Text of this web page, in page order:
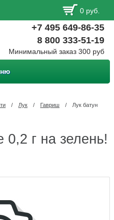
0 руб.
+7 495 649-86-35
8 800 333-51-19
Минимальный заказ 300 руб
/ Лук / Гавриш /
Лук батун
0,2 г на зелень!